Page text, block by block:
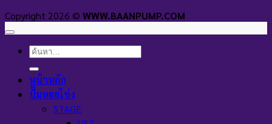
Copyright 2026 © WWW.BAANPUMP.COM
ค้นหา:
หน้าหลัก
ปั๊มหอยโข่ง
STAGE